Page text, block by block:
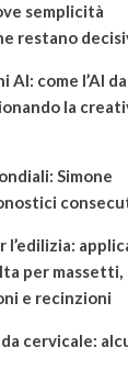
semplicità
restano
AI: come l’AI
la
Simone
per massetti,
e recinzioni
cervicale: